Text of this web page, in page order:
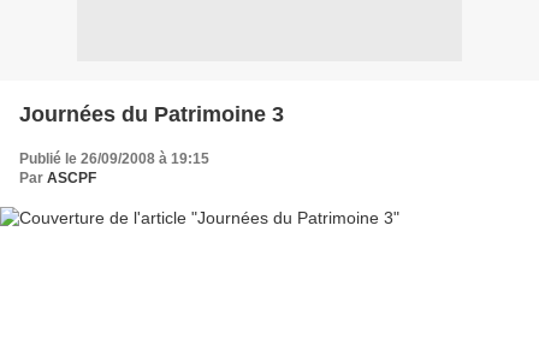
Journées du Patrimoine 3
Publié le 26/09/2008 à 19:15
Par ASCPF